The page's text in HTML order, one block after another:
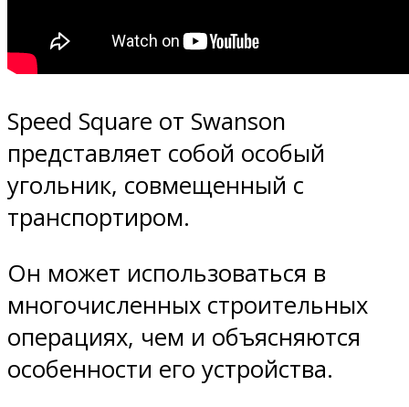
Speed Square от Swanson
представляет собой особый
угольник, совмещенный с
транспортиром.
Он может использоваться в
многочисленных строительных
операциях, чем и объясняются
особенности его устройства.